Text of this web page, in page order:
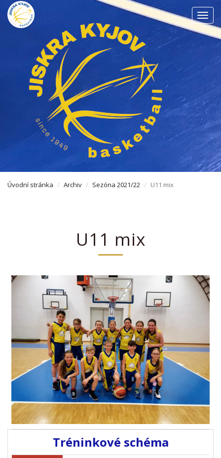
Úvodní stránka Archiv Sezóna 2021/22 U11 mix
U11 mix
Tréninkové schéma